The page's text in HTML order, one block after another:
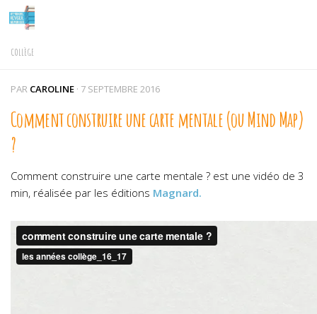
Skip to content
COLLÈGE
PAR CAROLINE · 7 SEPTEMBRE 2016
Comment construire une carte mentale (ou Mind Map)
?
Comment construire une carte mentale ? est une vidéo de 3
min, réalisée par les éditions Magnard.